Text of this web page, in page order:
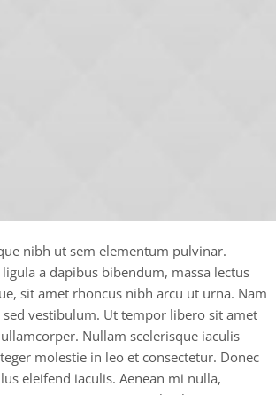
nibh ut sem elementum pulvinar.
a dapibus bibendum, massa lectus
sit amet rhoncus nibh arcu ut urna. Nam
vestibulum. Ut tempor libero sit amet
Nullam scelerisque iaculis
molestie in leo et consectetur. Donec
eleifend iaculis. Aenean mi nulla,